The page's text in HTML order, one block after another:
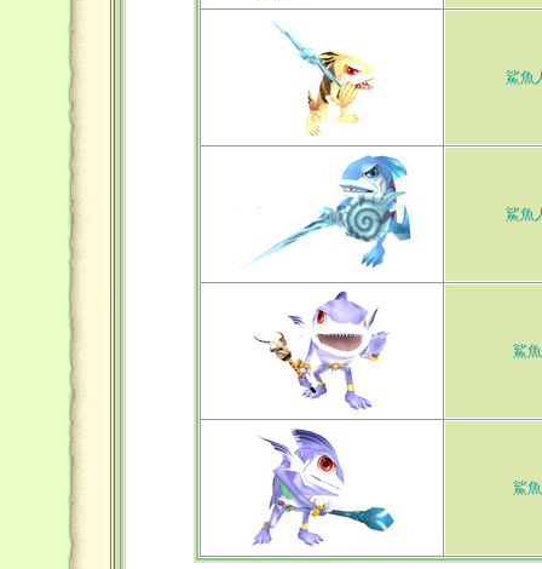
鯊魚
鯊魚
鯊
鯊